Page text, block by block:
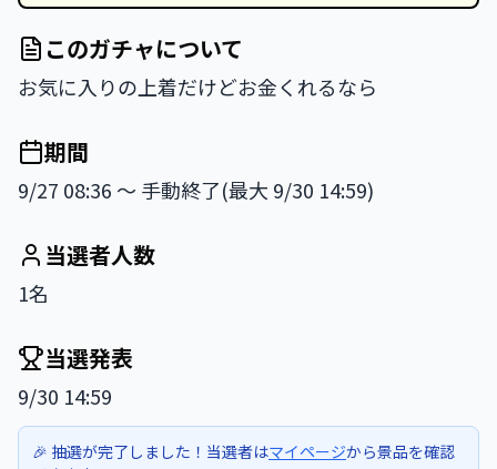
このガチャについて
お気に入りの上着だけどお金くれるなら
期間
9/27 08:36 〜 手動終了(最大 9/30 14:59)
当選者人数
1名
当選発表
9/30 14:59
🎉 抽選が完了しました！当選者はマイページから景品を確認